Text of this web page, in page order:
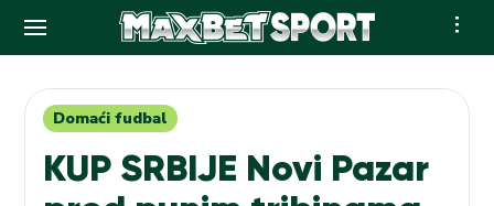
contentDomaći fudbal
KUP SRBIJE Novi Pazar